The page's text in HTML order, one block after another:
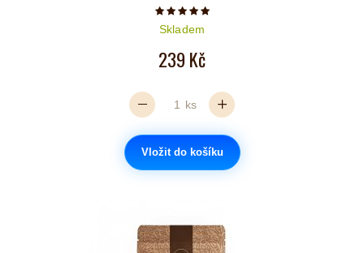
Počet hvězdiček je 5 z 5
Skladem
239 Kč
ks
Vložit do košíku